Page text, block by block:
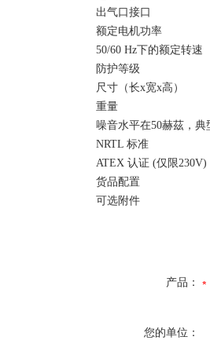
出气口接口
额定电机功率
50/60 Hz下的额定转速
防护等级
尺寸（长x宽x高）
重量
噪音水平在50赫茲，典
NRTL 标准
ATEX 认证 (仅限230V)
货品配置
可选附件
产品：
您的单位：